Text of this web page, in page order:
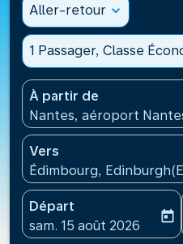
Aller-retour expand_more
1 Passager, Classe
À partir de
Nantes, aéroport
Vers
Édimbourg,
Départ
fc-booking-departure-
sam. 15 août 2026
today